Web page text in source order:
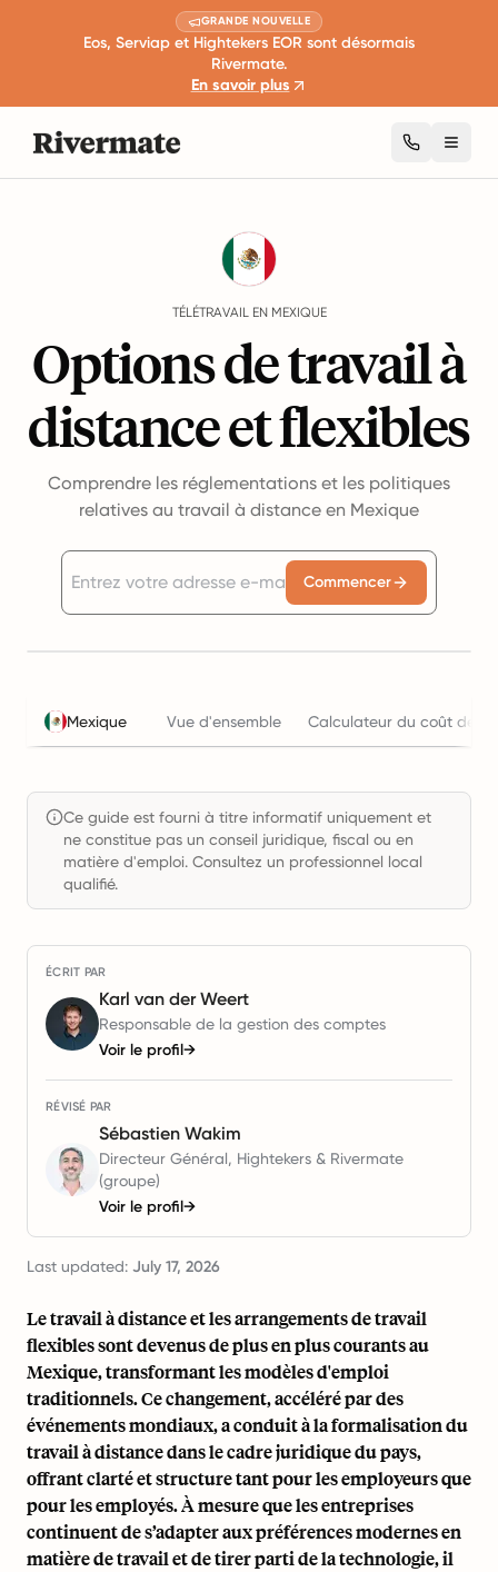
GRANDE NOUVELLE
Eos, Serviap et Hightekers EOR sont désormais
Rivermate.
En savoir plus
TÉLÉTRAVAIL EN MEXIQUE
Options de travail à
distance et flexibles
Comprendre les réglementations et les politiques
relatives au travail à distance en Mexique
Commencer
Mexique Vue d'ensemble Calculateur du coût de
Ce guide est fourni à titre informatif uniquement et
ne constitue pas un conseil juridique, fiscal ou en
matière d'emploi. Consultez un professionnel local
qualifié.
ÉCRIT PAR
Karl van der Weert
Responsable de la gestion des comptes
Voir le profil→
RÉVISÉ PAR
Sébastien Wakim
Directeur Général, Hightekers & Rivermate
(groupe)
Voir le profil→
Last updated: July 17, 2026
Le travail à distance et les arrangements de travail
flexibles sont devenus de plus en plus courants au
Mexique, transformant les modèles d'emploi
traditionnels. Ce changement, accéléré par des
événements mondiaux, a conduit à la formalisation du
travail à distance dans le cadre juridique du pays,
offrant clarté et structure tant pour les employeurs que
pour les employés. À mesure que les entreprises
continuent de s’adapter aux préférences modernes en
matière de travail et de tirer parti de la technologie, il